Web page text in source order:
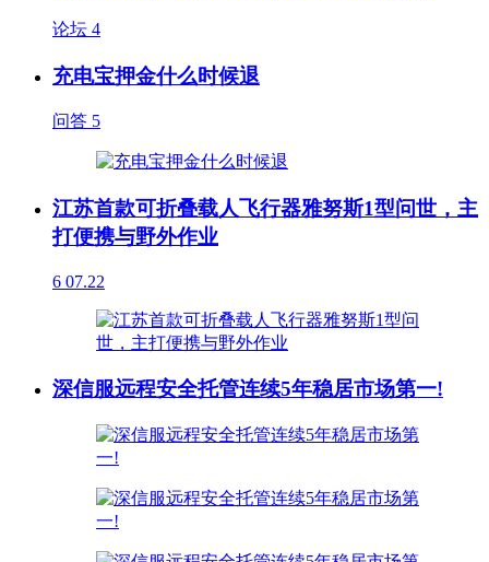
论坛 4
充电宝押金什么时候退
问答 5
江苏首款可折叠载人飞行器雅努斯1型问世，主
打便携与野外作业
6 07.22
深信服远程安全托管连续5年稳居市场第一!